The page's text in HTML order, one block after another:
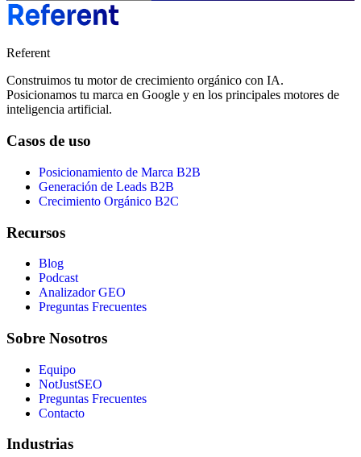
Referent
Construimos tu motor de crecimiento orgánico con IA.
Posicionamos tu marca en Google y en los principales motores de
inteligencia artificial.
Casos de uso
Posicionamiento de Marca B2B
Generación de Leads B2B
Crecimiento Orgánico B2C
Recursos
Blog
Podcast
Analizador GEO
Preguntas Frecuentes
Sobre Nosotros
Equipo
NotJustSEO
Preguntas Frecuentes
Contacto
Industrias